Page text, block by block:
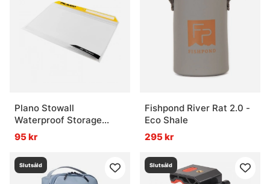
Plano Stowall
Waterproof Storage
3700
95 kr
Fishpond River Rat 2.0 -
Eco Shale
295 kr
Slutsåld Slutsåld